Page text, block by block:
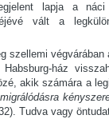
lapja a náci
vált a
szellemi
ház
akik számára a
Tudva vagy